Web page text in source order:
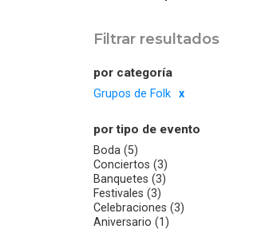
Filtrar resultados
por categoría
Grupos de Folk
por tipo de evento
Boda (5)
Conciertos (3)
Banquetes (3)
Festivales (3)
Celebraciones (3)
Aniversario (1)